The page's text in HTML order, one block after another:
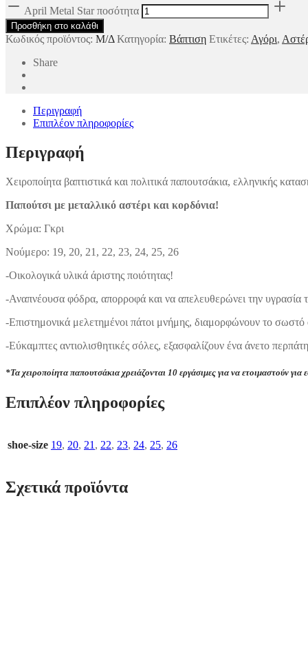
April Metal Star ποσότητα
Προσθήκη στο καλάθι
Κωδικός προϊόντος: Μ/Δ Κατηγορία: Βάπτιση Ετικέτες: Αγόρι,
Share
Περιγραφή
Επιπλέον πληροφορίες
Περιγραφή
Χειροποίητα βαπτιστικά και πολιτικά παπουτσάκια, ελληνικής
Παπούτσι με μεταλλικό αστέρι και κορδόνια!
Χρώμα: Γκρι
Νούμερο: 19, 20, 21, 22, 23, 24, 25, 26
-Οικολογικά υλικά άριστης ποιότητας!
-Αναπνέουσα φόδρα, απορροφά και να απελευθερώνει την υγρασία
-Επιστημονικά μελετημένοι πάτοι μνήμης, διαμορφώνουν το
-Εύκαμπτες αντιολισθητικές σόλες, εξασφαλίζουν ένα άνετο
*Τα χειροποίητα παπουτσάκιαχρειάζονται 10 εργάσιμες για να ετοιμαστούν για
Επιπλέον πληροφορίες
shoe-size 19, 20, 21 , 22, 23, 24, 25, 26
Σχετικά προϊόντα